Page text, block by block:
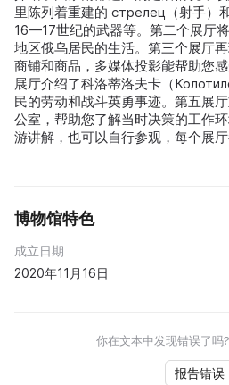
里陈列着重建的 стрелец（射手）
16—17世纪的武器等。第二个展厅
地区俄乌居民的生活。第三个展厅
商铺和商品，多媒体投影能帮助您
展厅介绍了科洛蒂洛夫卡（
民的劳动和战斗英勇事迹。第五展
公室，帮助您了解当时决策的工作
游讲解，也可以自行参观，每个展厅
博物馆特色
成立日期
2020年11月16日
你在文本中发现错误了吗
报告错误